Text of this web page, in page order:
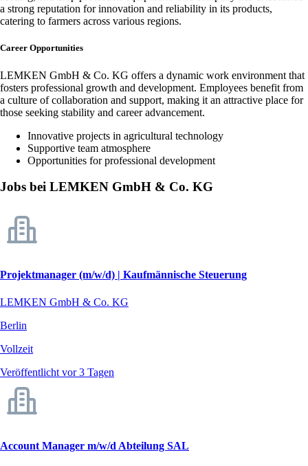
a strong reputation for innovation and reliability in its products,
catering to farmers across various regions.
Career Opportunities
LEMKEN GmbH & Co. KG offers a dynamic work environment that
fosters professional growth and development. Employees benefit from
a culture of collaboration and support, making it an attractive place for
those seeking stability and career advancement.
Innovative projects in agricultural technology
Supportive team atmosphere
Opportunities for professional development
Jobs bei LEMKEN GmbH & Co. KG
Projektmanager (m/w/d) | Kaufmännische Steuerung
LEMKEN GmbH & Co. KG
Berlin
Vollzeit
Veröffentlicht vor 3 Tagen
Account Manager m/w/d Abteilung SAL